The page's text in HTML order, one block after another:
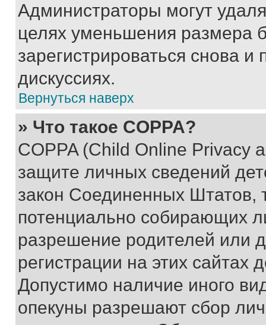
Администраторы могут
целях уменьшения размера
зарегистрироваться снова и
дискуссиях.
Вернуться наверх
» Что такое COPPA?
COPPA (Child Online Privacy
защите личных сведений
закон Соединенных Штатов,
потенциально собирающих
разрешение родителей или
регистрации на этих сайтах
Допустимо наличие иного
опекуны разрешают сбор